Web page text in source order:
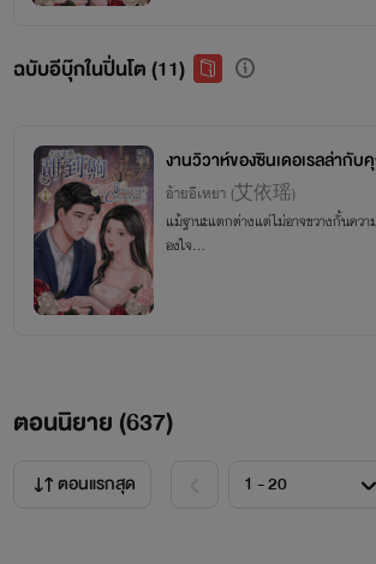
ฉบับอีบุ๊กในปิ่นโต (11)
งานวิวาห์ของซินเดอเรลล่ากับ
ดนิ่ง เล่ม 1
อ้ายอีเหยา (艾依瑶)
แม้ฐานะแตกต่างแต่ไม่อาจขวางกั้นควา
องใจ…
ตอนนิยาย (637)
ตอนแรกสุด